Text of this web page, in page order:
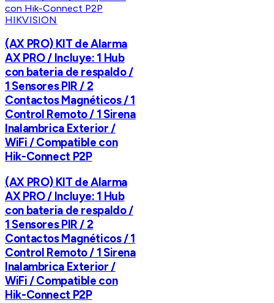
HIKVISION
(AX PRO) KIT de Alarma
AX PRO / Incluye: 1 Hub
con bateria de respaldo /
1 Sensores PIR / 2
Contactos Magnéticos / 1
Control Remoto / 1 Sirena
Inalambrica Exterior /
WiFi / Compatible con
Hik-Connect P2P
(AX PRO) KIT de Alarma
AX PRO / Incluye: 1 Hub
con bateria de respaldo /
1 Sensores PIR / 2
Contactos Magnéticos / 1
Control Remoto / 1 Sirena
Inalambrica Exterior /
WiFi / Compatible con
Hik-Connect P2P